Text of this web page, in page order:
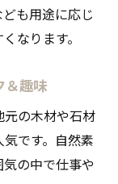
も用途に応じ
なります。
＆趣味
の木材や石材
です。自然素
の中で仕事や